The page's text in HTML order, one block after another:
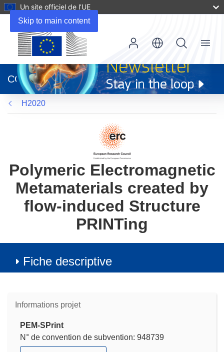
Skip to main content
Un site officiel de l’UE
dans
une
nouvelle
fenêtre)
CORDIS
Menu
H2020
Polymeric Electromagnetic
Metamaterials created by
flow-induced Structure
PRINTing
Fiche descriptive
Informations projet
PEM-SPrint
N° de convention de subvention: 948739